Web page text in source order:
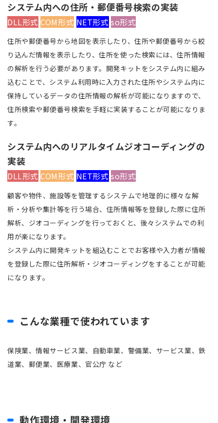
システム内への住所・郵便番号検索の実装
DLL形式 COM形式 NET形式 so形式
住所や郵便番号から地図を表示したり、住所や郵便番号から絞
り込んだ情報を表示したり、住所を使った検索には、住所情報
の解析を行う必要があります。開発キットをシステム内に組み
込むことで、システム利用時に入力された住所やシステム内に
保持しているデータの住所情報の解析が可能になりますので、
住所検索や郵便番号検索を手軽に実装することが可能になりま
す。
システム内へのリアルタイムジオコーディングの
実装
DLL形式 COM形式 NET形式 so形式
顧客や物件、施設等を管理するシステムで地理的に様々な解
析・分析や集計等を行う場合、住所情報等を登録した際に住所
解析、ジオコーディングを行っておくと、後々システムでの利
用が楽になります。
システム内に開発キットを組込むことでお客様や入力者が情報
を登録した際に住所解析・ジオコーディングをすることが可能
になります。
こんな業種で使われています
保険業、情報サービス業、自動車業、警備業、サービス業、鉄
道業、郵便業、医療業、官公庁 など
動作環境・開発環境